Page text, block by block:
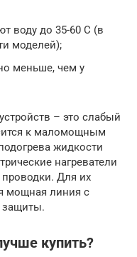
воду до 35-60 С (в
моделей);
меньше, чем у
– это слабый
к маломощным
жидкости
нагреватели
проводки. Для их
мощная линия с
защиты.
купить?